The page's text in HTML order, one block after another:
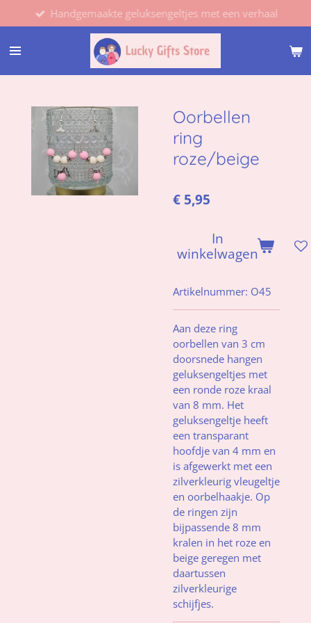
direct
naar
hoofdinhoud
Handgemaakte geluksengeltjes met een verhaal
Oorbellen
ring
roze/beige
€ 5,95
In
winkelwagen
Artikelnummer: O45
Aan deze ring
oorbellen van 3 cm
doorsnede hangen
geluksengeltjes met
een ronde roze kraal
van 8 mm. Het
geluksengeltje heeft
een transparant
hoofdje van 4 mm en
is afgewerkt met een
zilverkleurig vleugeltje
en oorbelhaakje. Op
de ringen zijn
bijpassende 8 mm
kralen in het roze en
beige geregen met
daartussen
zilverkleurige
schijfjes.